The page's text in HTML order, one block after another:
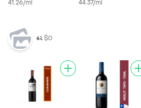
41.26/ml
44.37/ml
$0